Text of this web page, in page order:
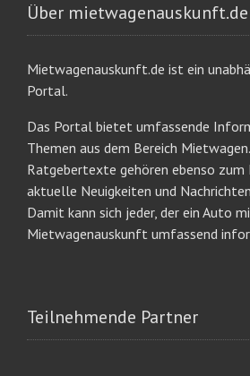
Über mietwagenauskunft.de
Mietwagenauskunft.de ist ein
Portal.
Das Portal bietet umfassende
Themen aus dem Bereich
Ratgebertexte gehören ebenso zum
aktuelle Neuigkeiten und
Damit kann sich jeder, der ein Auto
Mietwagenauskunft umfassend
Teilnehmende Partner